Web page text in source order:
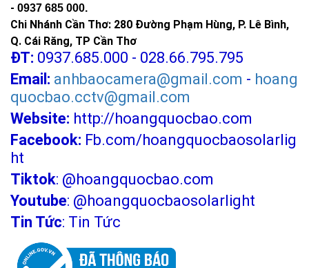
- 0937 685 000.
Chi Nhánh Cần Thơ: 280 Đường Phạm Hùng, P. Lê Bình,
Q. Cái Răng, TP Cần Thơ
ĐT: 0937.685.000 - 028.66.795.795
Email: anhbaocamera@gmail.com - hoang
quocbao.cctv@gmail.com
Website: http://hoangquocbao.com
Facebook: Fb.com/hoangquocbaosolarlig
ht
Tiktok: @hoangquocbao.com
Youtube: @hoangquocbaosolarlight
Tin Tức: Tin Tức